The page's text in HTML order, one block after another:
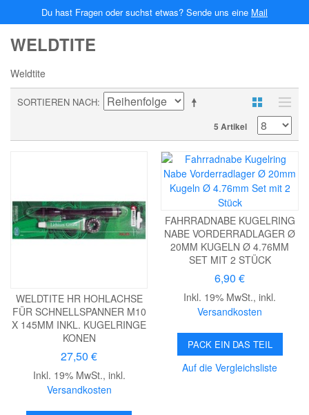
Du hast Fragen oder suchst etwas? Sende uns eine Mail
WELDTITE
Weldtite
SORTIEREN NACH
5 Artikel
WELDTITE HR HOHLACHSE
FÜR SCHNELLSPANNER M10
X 145MM INKL. KUGELRINGE
KONEN
27,50 €
Inkl. 19% MwSt., inkl.
Versandkosten
FAHRRADNABE KUGELRING
NABE VORDERRADLAGER Ø
20MM KUGELN Ø 4.76MM
SET MIT 2 STÜCK
6,90 €
Inkl. 19% MwSt.,inkl.
Versandkosten
PACK EIN DAS TEIL
Auf die Vergleichsliste